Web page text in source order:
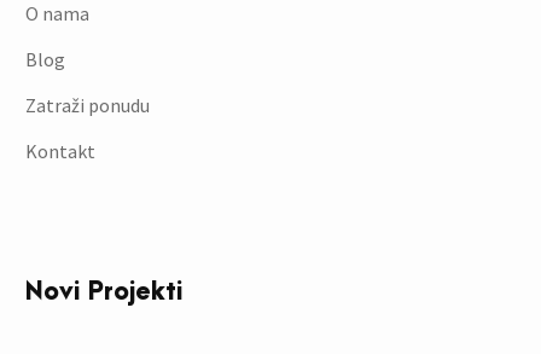
O nama
Blog
Zatraži ponudu
Kontakt
Novi Projekti